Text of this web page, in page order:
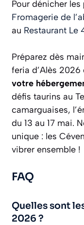
Pour dénicher les
Fromagerie de
au Restaurant Le
Préparez dès
feria d’Alès 2026
votre
défis taurins au
camarguaises,
du 13 au 17 mai.
unique : les
vibrer ensemble !
FAQ
Quelles sont
2026 ?